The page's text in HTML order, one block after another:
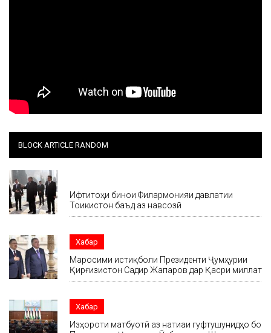
BLOCK ARTICLE RANDOM
Ифтитоҳи бинои Филармонияи давлатии
Тоҷикистон баъд аз навсозӣ
Хабар
Маросими истиқболи Президенти Ҷумҳурии
Қирғизистон Садир Жапаров дар Қасри миллат
Хабар
Изҳороти матбуотӣ аз натиҷаи гуфтушунидҳо бо